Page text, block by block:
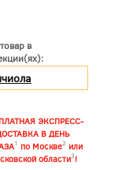
в
ЭКСПРЕСС-
В ДЕНЬ
1 по Москве2 или
области3!